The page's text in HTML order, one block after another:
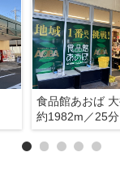
約1982m／25分